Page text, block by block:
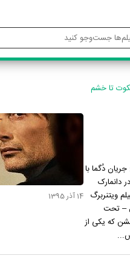
تا خشم
جریان دُگما با
دانمارک
ویتنربرگ
– تحت
که یکی از
14 آذر 1395